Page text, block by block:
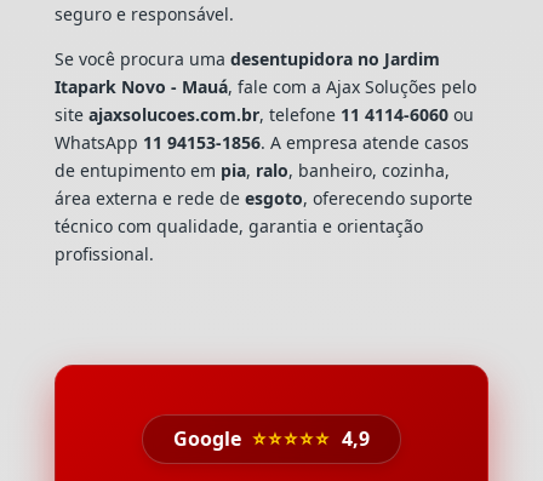
seguro e responsável.
Se você procura uma desentupidora no Jardim
Itapark Novo - Mauá, fale com a Ajax Soluções pelo
site ajaxsolucoes.com.br, telefone 11 4114-6060ou
WhatsApp 11 94153-1856. A empresa atende casos
de entupimento em pia, ralo, banheiro, cozinha,
área externa e rede de esgoto, oferecendo suporte
técnico com qualidade, garantia e orientação
profissional.
Google ⭐⭐⭐⭐⭐ 4,9